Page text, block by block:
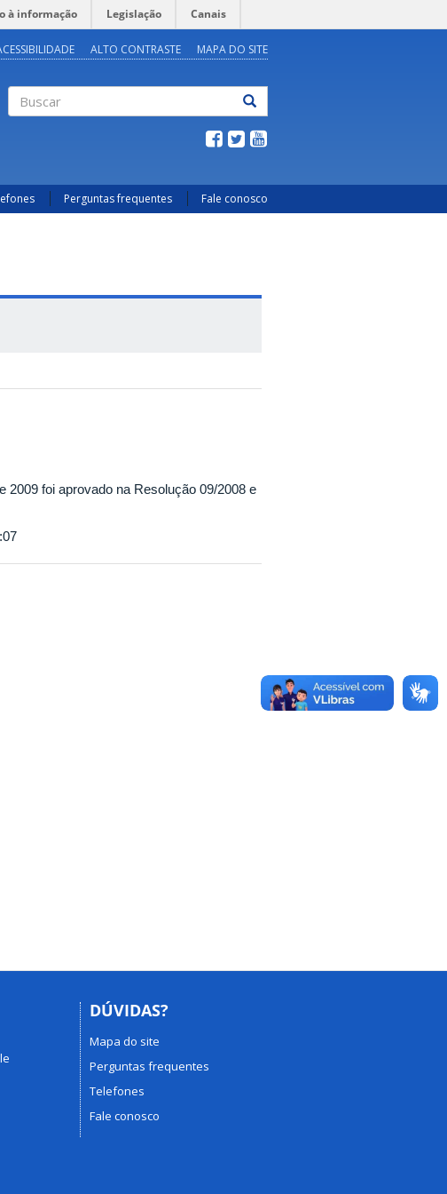
à informação Legislação Canais
ALTO CONTRASTE MAPA DO SITE
Perguntas frequentes Fale conosco
2009 foi aprovado na Resolução 09/2008 e
DÚVIDAS?
Mapa do site
Perguntas frequentes
Telefones
Fale conosco